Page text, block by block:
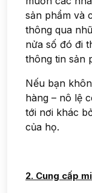
sản phẩm và
thông qua
nửa số đó đi
thông tin sản
Nếu bạn
hàng – nô lệ
tới nơi khác
của họ.
2. Cung cấp